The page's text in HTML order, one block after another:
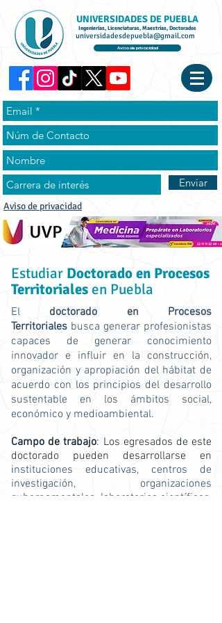
UNIVERSIDADES DE PUEBLA
Ingenierías, Licenciaturas, Maestrías, Doctorados
universidadesdepuebla@gmail.com
Aviso de privacidad
Enviar
Aviso de privacidad
Estudiar Doctorado en Procesos
Territoriales en Puebla
El doctorado en Procesos
Territoriales busca generar profesionistas
capaces de generar conocimiento
innovador e influir en la construcción,
organización y apropiación del hábitat de
acuerdo con los principios del desarrollo
sustentable en los ámbitos social,
económico y medioambiental.
Campo de trabajo: Los egresados de este
doctorado pueden desarrollarse en
instituciones educativas, centros de
investigación, organizaciones
gubernamentales, laboratorios científicos,